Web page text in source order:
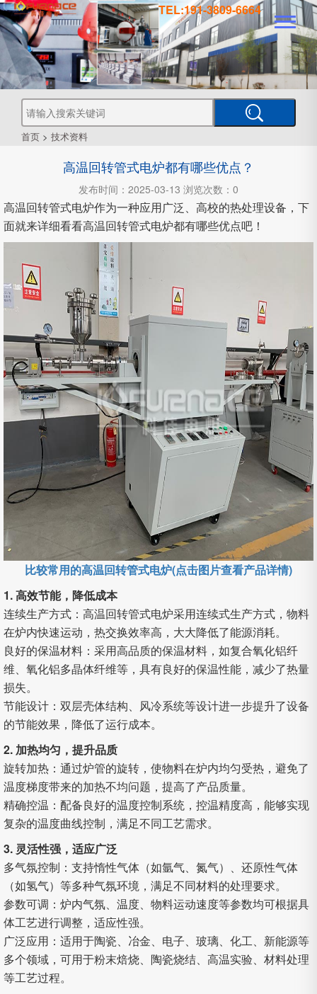
TEL:191-3809-6664
首页 > 技术资料
高温回转管式电炉都有哪些优点？
发布时间：2025-03-13 浏览次数：0
高温回转管式电炉作为一种应用广泛、高校的热处理设备，下
面就来详细看看高温回转管式电炉都有哪些优点吧！
比较常用的高温回转管式电炉(点击图片查看产品详情)
1. 高效节能，降低成本
连续生产方式：高温回转管式电炉采用连续式生产方式，物料
在炉内快速运动，热交换效率高，大大降低了能源消耗。
良好的保温材料：采用高品质的保温材料，如复合氧化铝纤
维、氧化铝多晶体纤维等，具有良好的保温性能，减少了热量
损失。
节能设计：双层壳体结构、风冷系统等设计进一步提升了设备
的节能效果，降低了运行成本。
2. 加热均匀，提升品质
旋转加热：通过炉管的旋转，使物料在炉内均匀受热，避免了
温度梯度带来的加热不均问题，提高了产品质量。
精确控温：配备良好的温度控制系统，控温精度高，能够实现
复杂的温度曲线控制，满足不同工艺需求。
3. 灵活性强，适应广泛
多气氛控制：支持惰性气体（如氩气、氮气）、还原性气体
（如氢气）等多种气氛环境，满足不同材料的处理要求。
参数可调：炉内气氛、温度、物料运动速度等参数均可根据具
体工艺进行调整，适应性强。
广泛应用：适用于陶瓷、冶金、电子、玻璃、化工、新能源等
多个领域，可用于粉末焙烧、陶瓷烧结、高温实验、材料处理
等工艺过程。
真
空管
炉
式CVD
PECVD
真
空
钎
焊
炉
真
空
烧
结
空
热
处
空
炉